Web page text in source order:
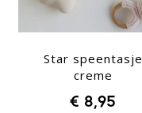
Star speentasje
creme
€ 8,95